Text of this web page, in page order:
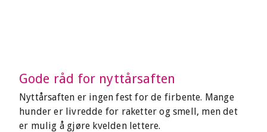
Gode råd for nyttårsaften
Nyttårsaften er ingen fest for de firbente. Mange
hunder er livredde for raketter og smell, men det
er mulig å gjøre kvelden lettere.